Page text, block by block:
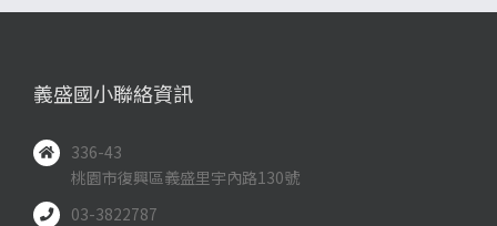
義盛國小聯絡資訊
336-43
桃園市復興區義盛里宇內路130號
03-3822787